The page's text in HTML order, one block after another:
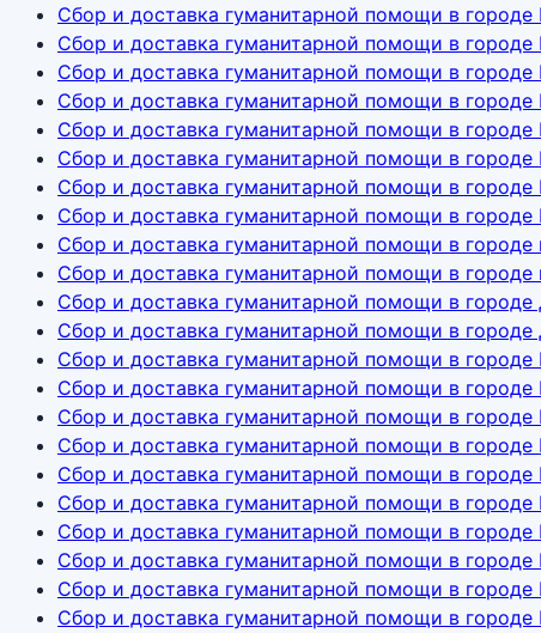
Сбор и доставка гуманитарной помощи в городе
Сбор и доставка гуманитарной помощи в городе
Сбор и доставка гуманитарной помощи в городе
Сбор и доставка гуманитарной помощи в городе
Сбор и доставка гуманитарной помощи в городе
Сбор и доставка гуманитарной помощи в городе
Сбор и доставка гуманитарной помощи в городе
Сбор и доставка гуманитарной помощи в
Сбор и доставка гуманитарной помощи в городе
Сбор и доставка гуманитарной помощи в городе
Сбор и доставка гуманитарной помощи в
Сбор и доставка гуманитарной помощи в городе
Сбор и доставка гуманитарной помощи в городе
Сбор и доставка гуманитарной помощи в городе
Сбор и доставка гуманитарной помощи в городе
Сбор и доставка гуманитарной помощи в городе
Сбор и доставка гуманитарной помощи в городе
Сбор и доставка гуманитарной помощи в городе
Сбор и доставка гуманитарной помощи в городе
Сбор и доставка гуманитарной помощи в городе
Сбор и доставка гуманитарной помощи в городе
Сбор и доставка гуманитарной помощи в городе